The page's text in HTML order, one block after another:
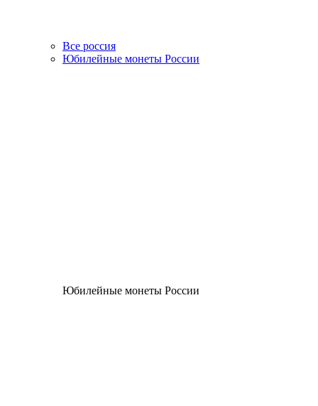
Все россия
Юбилейные монеты России
Юбилейные монеты России